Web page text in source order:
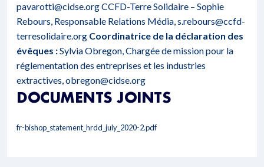
pavarotti@cidse.org CCFD-Terre Solidaire – Sophie
Rebours, Responsable Relations Média, s.rebours@ccfd-
terresolidaire.org Coordinatrice de la déclaration des
évêques :Sylvia Obregon, Chargée de mission pour la
réglementation des entreprises et les industries
extractives, obregon@cidse.org
DOCUMENTS JOINTS
fr-bishop_statement_hrdd_july_2020-2.pdf